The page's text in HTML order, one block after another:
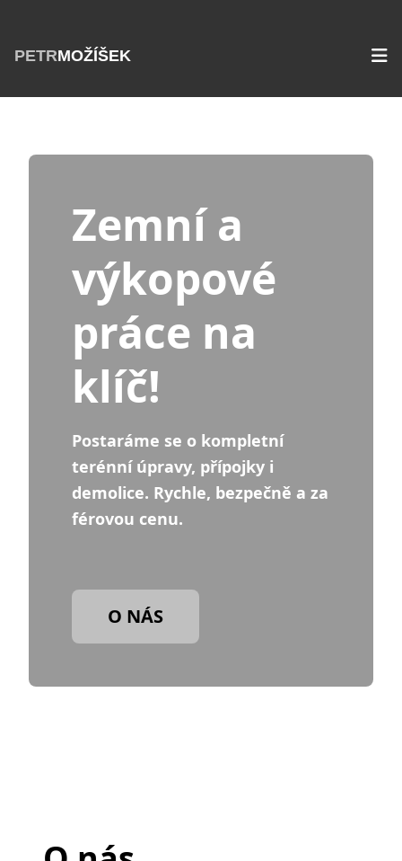
PETRMOŽÍŠEK
Zemní a
výkopové
práce na
klíč!
Postaráme se o kompletní
terénní úpravy, přípojky i
demolice. Rychle, bezpečně a za
férovou cenu.
O NÁS